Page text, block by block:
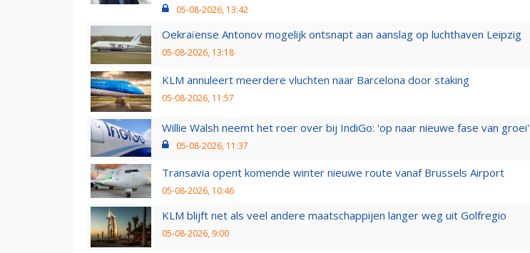
05-08-2026, 13:42
Oekraïense Antonov mogelijk ontsnapt aan aanslag op luchthaven Leipzig
05-08-2026, 13:18
KLM annuleert meerdere vluchten naar Barcelona door staking
05-08-2026, 11:57
Willie Walsh neemt het roer over bij IndiGo: 'op naar nieuwe fase van groei'
05-08-2026, 11:37
Transavia opent komende winter nieuwe route vanaf Brussels Airport
05-08-2026, 10:46
KLM blijft net als veel andere maatschappijen langer weg uit Golfregio
05-08-2026, 9:00